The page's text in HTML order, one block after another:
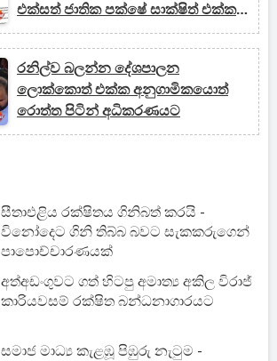
එක්සත් ජාතික පක්ෂේ සාක්ෂිත් එක්ක
පෙන්නයි
රනිල්ව බලන්න දේශපාලන
ලොක්කොත් එක්ක අනුගාමිකයොත්
රොත්ත පිටින් අධිකරණ‍යට
සීතාඑළිය රක්ෂිතය ගිනිබත් කරයි -
විනෝදෙට ගිනි තිබ්බ බවට සැකකරුගෙන්
පාපොච්චාරණයක්
අත්අඩංගුවට ගත් හිටපු අමාත්‍ය අකිල විරාජ්
කාරියවසම් රක්ෂිත බන්ධනාගාරයට
සමාජ මාධ්‍ය කැළඹූ පිඹුරු නැටුම -